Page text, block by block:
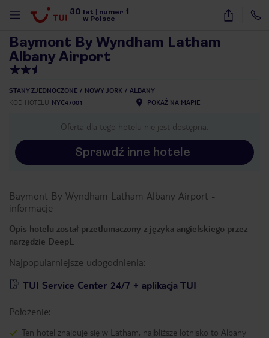
30 lat numer 1
w Polsce
18
Baymont By Wyndham Latham
Albany Airport
STANY ZJEDNOCZONE NOWY JORK
ALBANY
KOD HOTELU NYC47001 POKAŻ NA MAPIE
Oferta dla tego hotelu nie jest dostępna.
Sprawdź inne hotele
Baymont By Wyndham Latham Albany Airport -
informacje
Opis hotelu został przetłumaczony z języka angielskiego przez
narzędzie DeepL
Najpopularniejsze udogodnienia:
TUI Service Center 24/7 + aplikacja TUI
Położenie:
Ten hotel znajduje się w Latham, najbliższe lotnisko to Albany